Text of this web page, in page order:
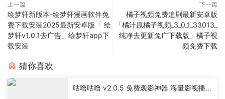
上一篇
绘梦轩新版本-绘梦轩漫画软件免
费下载安装2025最新安卓版「 绘
梦轩v1.0.1去广告」绘梦轩app下
载安装
下一篇
橘子视频免费追剧最新安卓版
「橘汁原橘子视频_3_0_1_33013_
纯净去更新免广下载版」橘子视
频免费下载
猜你喜欢
咕噜咕噜 v2.0.5 免费观影神器 海量影视播放